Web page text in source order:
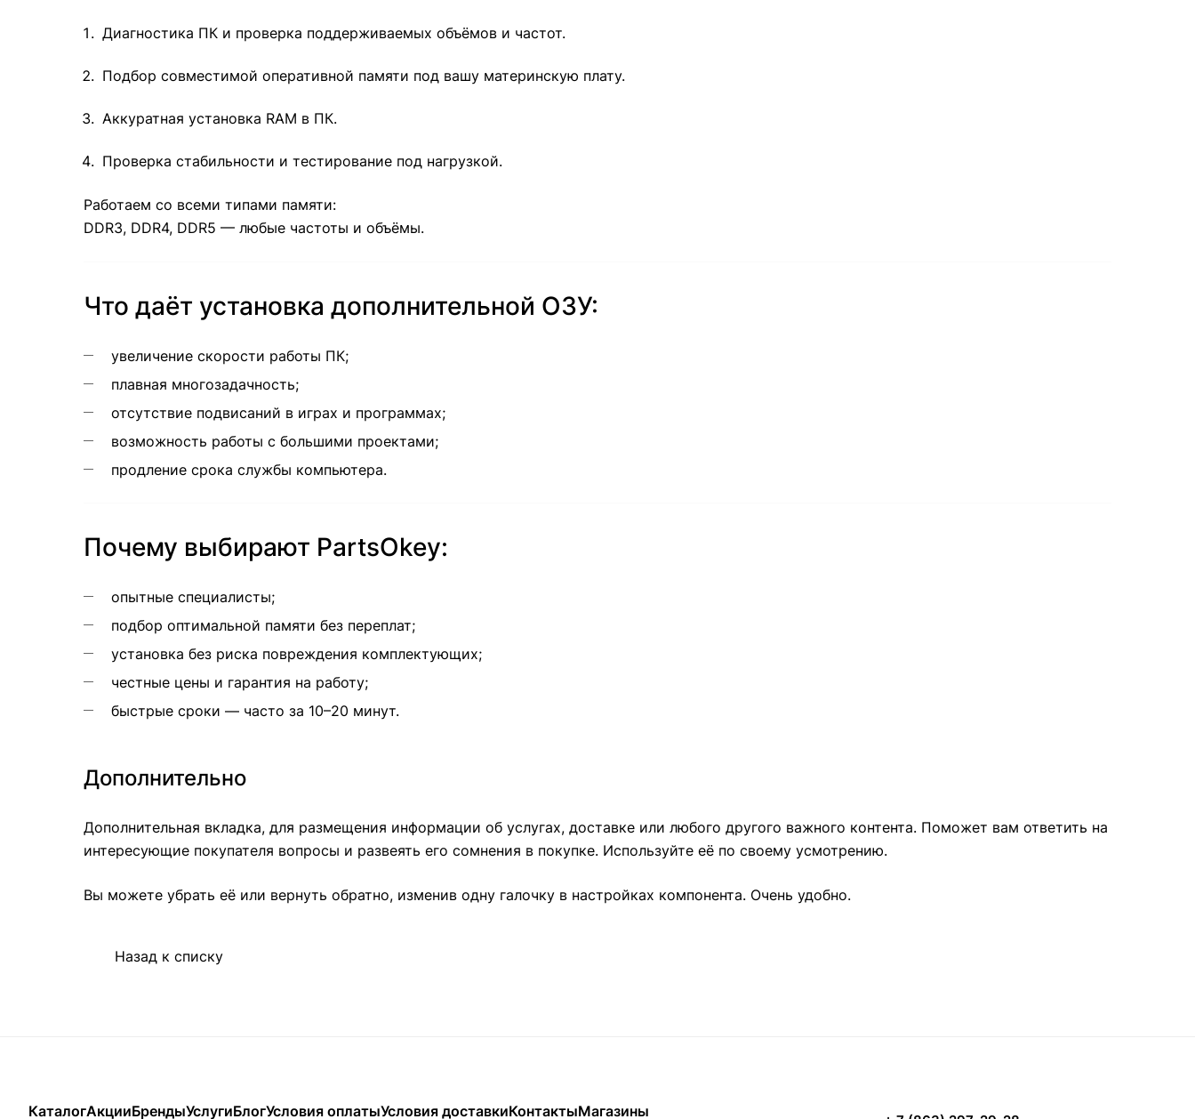
Диагностика ПК и проверка поддерживаемых объёмов и частот.
Подбор совместимой оперативной памяти под вашу материнскую плату.
Аккуратная установка RAM в ПК.
Проверка стабильности и тестирование под нагрузкой.
Работаем со всеми типами памяти:
DDR3, DDR4, DDR5 — любые частоты и объёмы.
Что даёт установка дополнительной ОЗУ:
увеличение скорости работы ПК;
плавная многозадачность;
отсутствие подвисаний в играх и программах;
возможность работы с большими проектами;
продление срока службы компьютера.
Почему выбирают PartsOkey:
опытные специалисты;
подбор оптимальной памяти без переплат;
установка без риска повреждения комплектующих;
честные цены и гарантия на работу;
быстрые сроки — часто за 10–20 минут.
Дополнительно
Дополнительная вкладка, для размещения информации об услугах, доставке или любого другого важного контента. Поможет вам ответить на
интересующие покупателя вопросы и развеять его сомнения в покупке. Используйте её по своему усмотрению.
Вы можете убрать её или вернуть обратно, изменив одну галочку в настройках компонента. Очень удобно.
Назад к списку
КаталогАкцииБрендыУслугиБлогУсловия оплатыУсловия доставкиКонтактыМагазины